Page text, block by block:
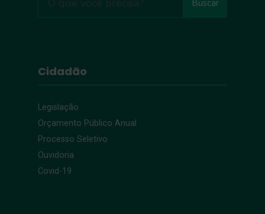
Buscar
Cidadão
Legislação
Orçamento Público Anual
Processo Seletivo
Ouvidoria
Covid-19